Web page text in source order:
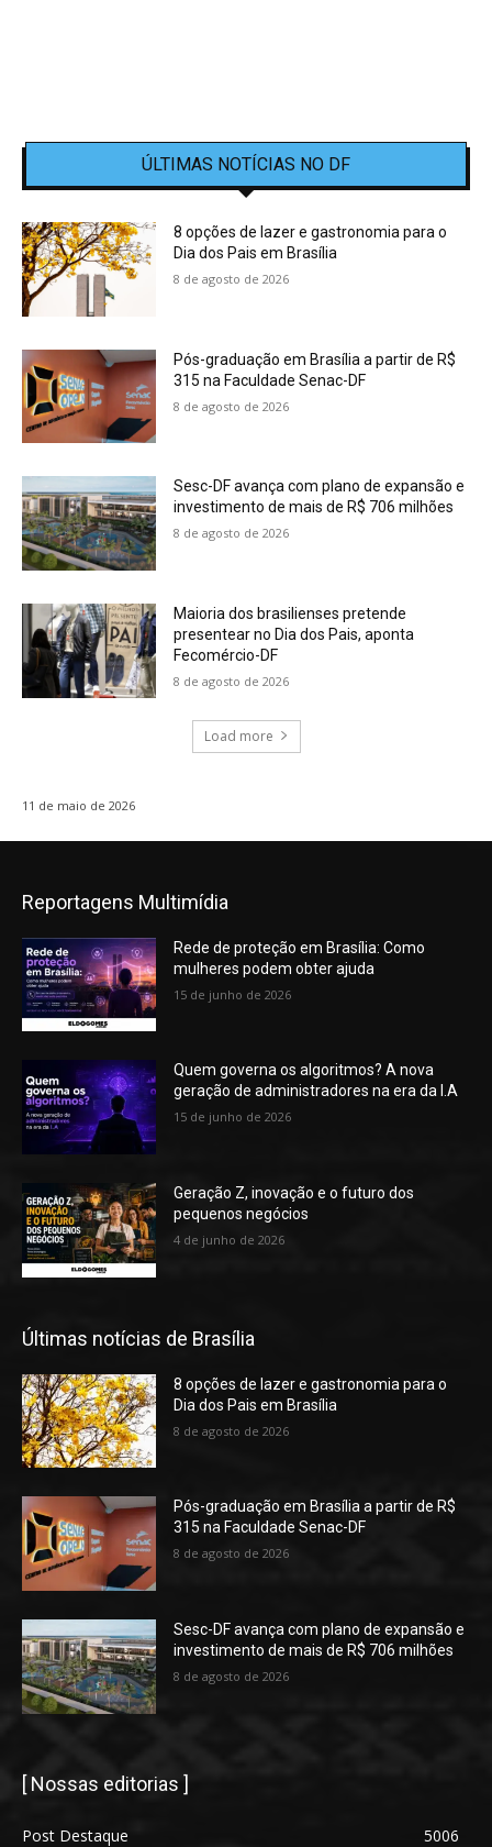
ÚLTIMAS NOTÍCIAS NO DF
8 opções de lazer e gastronomia para o
Dia dos Pais em Brasília
8 de agosto de 2026
Pós-graduação em Brasília a partir de R$
315 na Faculdade Senac-DF
8 de agosto de 2026
Sesc-DF avança com plano de expansão e
investimento de mais de R$ 706 milhões
8 de agosto de 2026
Maioria dos brasilienses pretende
presentear no Dia dos Pais, aponta
Fecomércio-DF
8 de agosto de 2026
Load more
11 de maio de 2026
Reportagens Multimídia
Rede de proteção em Brasília: Como
mulheres podem obter ajuda
15 de junho de 2026
Quem governa os algoritmos? A nova
geração de administradores na era da I.A
15 de junho de 2026
Geração Z, inovação e o futuro dos
pequenos negócios
4 de junho de 2026
Últimas notícias de Brasília
8 opções de lazer e gastronomia para o
Dia dos Pais em Brasília
8 de agosto de 2026
Pós-graduação em Brasília a partir de R$
315 na Faculdade Senac-DF
8 de agosto de 2026
Sesc-DF avança com plano de expansão e
investimento de mais de R$ 706 milhões
8 de agosto de 2026
[ Nossas editorias ]
Post Destaque
5006